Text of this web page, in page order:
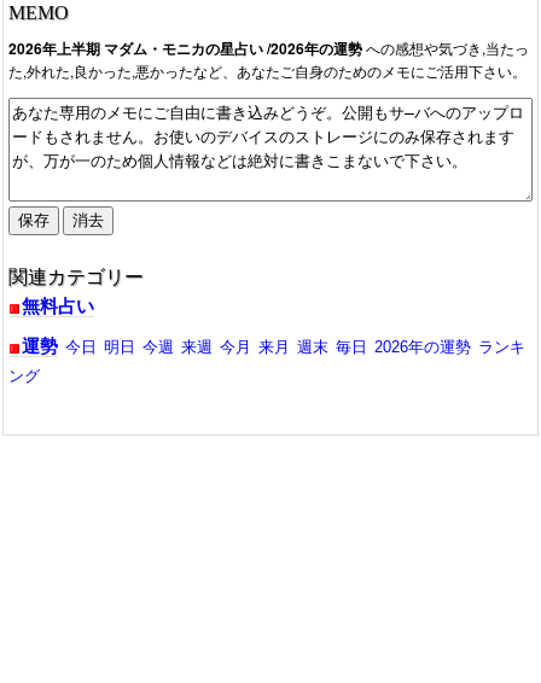
MEMO
2026年上半期 マダム・モニカの星占い /2026年の運勢への感想や気づき,当たっ
た,外れた,良かった,悪かったなど、あなたご自身のためのメモにご活用下さい。
関連カテゴリー
無料占い
運勢 今日 明日 今週 来週 今月 来月 週末 毎日 2026年の運勢 ランキ
ング